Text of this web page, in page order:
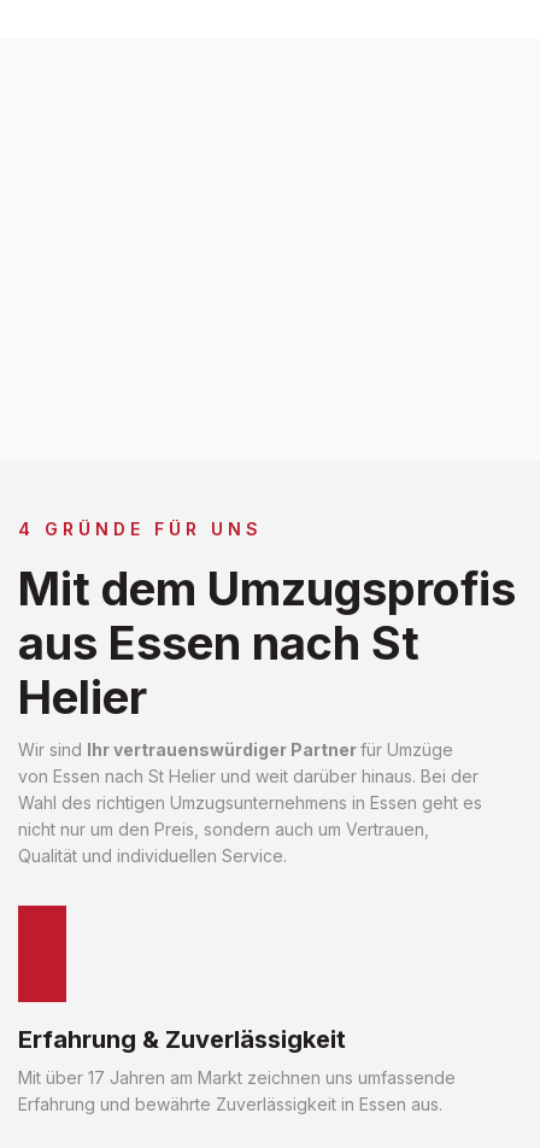
4 GRÜNDE FÜR UNS
Mit dem Umzugsprofis
aus Essen nach St
Helier
Wir sind Ihr vertrauenswürdiger Partnerfür Umzüge
von Essen nach St Helier und weit darüber hinaus. Bei der
Wahl des richtigen Umzugsunternehmens in Essen geht es
nicht nur um den Preis, sondern auch um Vertrauen,
Qualität und individuellen Service.
Erfahrung & Zuverlässigkeit
Mit über 17 Jahren am Markt zeichnen uns umfassende
Erfahrung und bewährte Zuverlässigkeit in Essen aus.